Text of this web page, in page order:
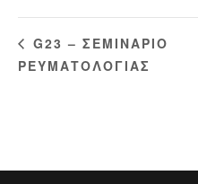
G23 – ΣΕΜΙΝΑΡΙΟ
ΡΕΥΜΑΤΟΛΟΓΙΑΣ